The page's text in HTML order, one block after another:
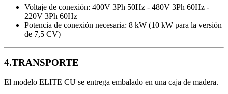
Voltaje de conexión: 400V 3Ph 50Hz - 480V 3Ph 60Hz -
220V 3Ph 60Hz
Potencia de conexión necesaria: 8 kW (10 kW para la versión
de 7,5 CV)
4.TRANSPORTE
El modelo ELITE CU se entrega embalado en una caja de madera.